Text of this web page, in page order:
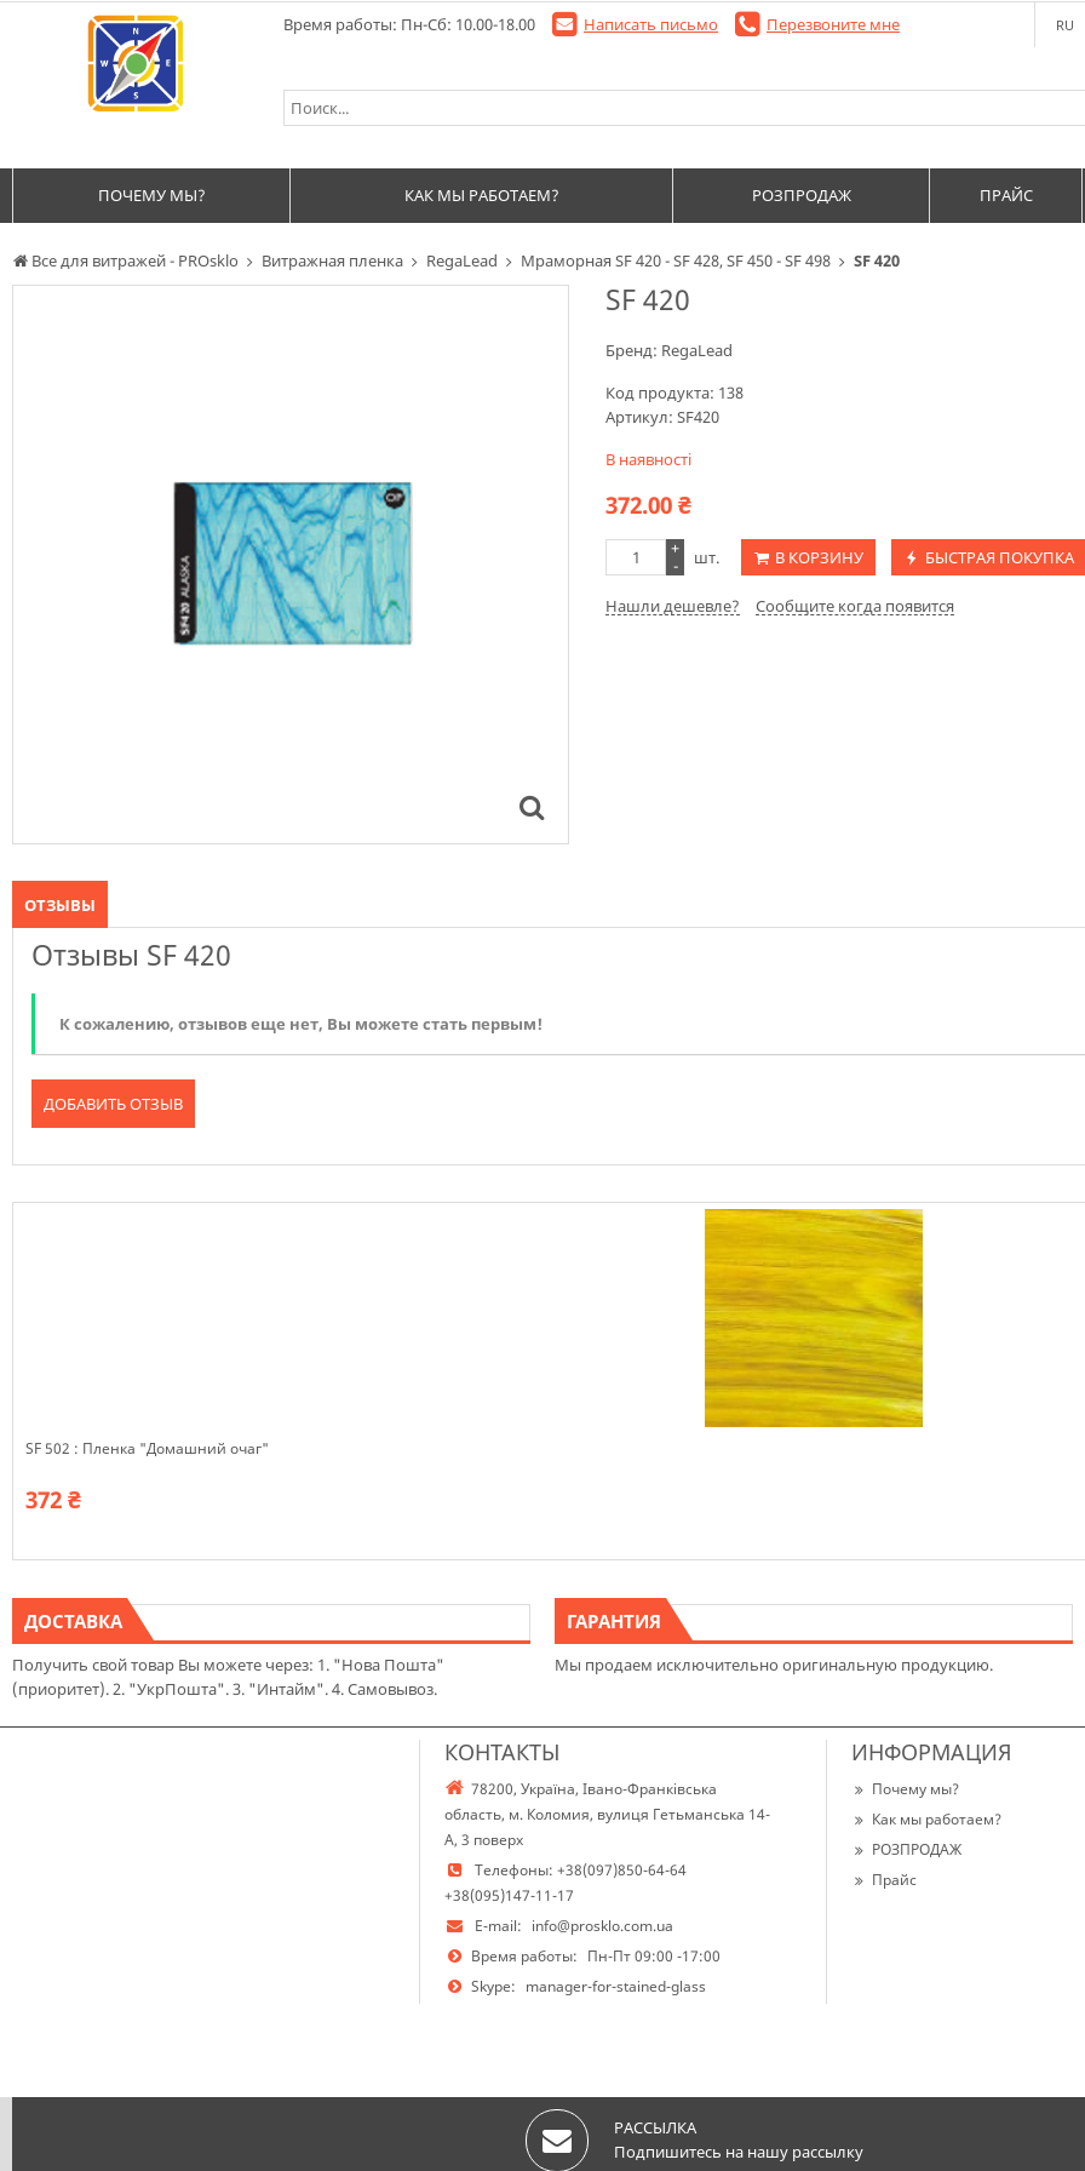
Все для витражей - PROsklo Витражная пленка RegaLead Мраморная SF 420 - SF 428, SF 450 - SF 498 SF 420
SF 420
Бренд: RegaLead
Код продукта: 138
Артикул: SF420
В наявності
372.00₴
+
-
шт. В КОРЗИНУ БЫСТРАЯ ПОКУПКА
Нашли дешевле? Сообщите когда появится
ОТЗЫВЫ
Отзывы SF 420
К сожалению, отзывов еще нет, Вы можете стать первым!
ДОБАВИТЬ ОТЗЫВ
SF 502 : Пленка "Домашний очаг"
372 ₴
ДОСТАВКА
Получить свой товар Вы можете через: 1. "Нова Пошта"
(приоритет). 2. "УкрПошта". 3. "Интайм". 4. Самовывоз.
ГАРАНТИЯ
Мы продаем исключительно оригинальную продукцию.
Время работы: Пн-Сб: 10.00-18.00 Написать письмо Перезвоните мне RU
ПОЧЕМУ МЫ? КАК МЫ РАБОТАЕМ? РОЗПРОДАЖ ПРАЙС
КОНТАКТЫ
78200, Україна, Івано-Франківська
область, м. Коломия, вулиця Гетьманська 14-
А, 3 поверх
Телефоны: +38(097)850-64-64
+38(095)147-11-17
E-mail: info@prosklo.com.ua
Время работы: Пн-Пт 09:00 -17:00
Skype: manager-for-stained-glass
ИНФОРМАЦИЯ
Почему мы?
Как мы работаем?
РОЗПРОДАЖ
Прайс
РАССЫЛКА
Подпишитесь на нашу рассылку